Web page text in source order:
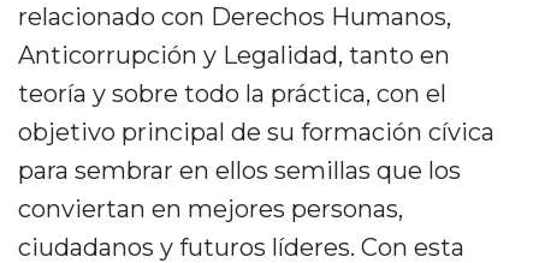
relacionado con Derechos Humanos,
Anticorrupción y Legalidad, tanto en
teoría y sobre todo la práctica, con el
objetivo principal de su formación cívica
para sembrar en ellos semillas que los
conviertan en mejores personas,
ciudadanos y futuros líderes. Con esta